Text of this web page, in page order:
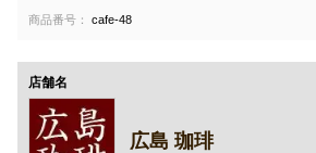
商品番号： cafe-48
店舗名
広島 珈琲